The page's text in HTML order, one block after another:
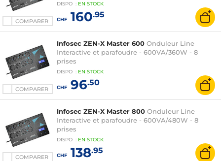
COMPARER
DISPO : EN STOCK
CHF160.95
COMPARER
Infosec ZEN-X Master 600 Onduleur Line
Interactive et parafoudre - 600VA/360W - 8
prises
DISPO : EN STOCK
CHF96.50
COMPARER
Infosec ZEN-X Master 800 Onduleur Line
Interactive et parafoudre - 600VA/480W - 8
prises
DISPO : EN STOCK
CHF138.95